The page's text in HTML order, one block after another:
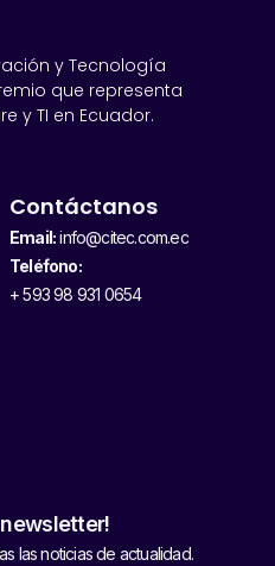
y Tecnología
que representa
y TI en Ecuador.
Contáctanos
Email:info@citec.com.ec
Teléfono:
+ 593 98 931 0654
newsletter!
las noticias de actualidad.